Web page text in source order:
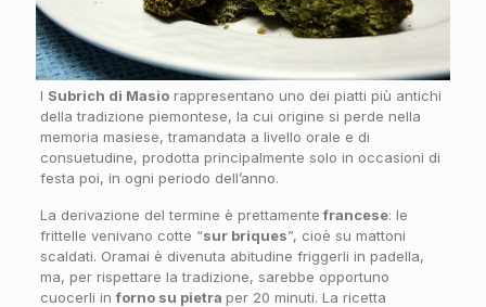
I Subrich di Masiorappresentano uno dei piatti più antichi
della tradizione piemontese, la cui origine si perde nella
memoria masiese, tramandata a livello orale e di
consuetudine, prodotta principalmente solo in occasioni di
festa poi, in ogni periodo dell’anno.
La derivazione del termine è prettamentefrancese: le
frittelle venivano cotte “sur briques”, cioè su mattoni
scaldati. Oramai è divenuta abitudine friggerli in padella,
ma, per rispettare la tradizione, sarebbe opportuno
cuocerli inforno su pietra per 20 minuti. La ricetta